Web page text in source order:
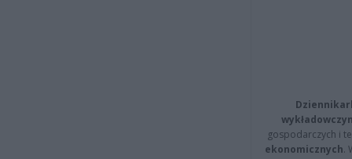
gospodarczych i
ekonomicznych.